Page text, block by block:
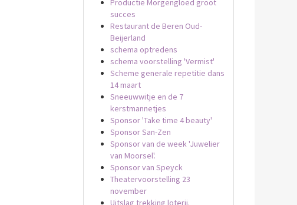
Productie Morgengloed groot
succes
Restaurant de Beren Oud-
Beijerland
schema optredens
schema voorstelling 'Vermist'
Scheme generale repetitie dans
14 maart
Sneeuwwitje en de 7
kerstmannetjes
Sponsor 'Take time 4 beauty'
Sponsor San-Zen
Sponsor van de week 'Juwelier
van Moorsel'.
Sponsor van Speyck
Theatervoorstelling 23
november
Uitslag trekking loterij.